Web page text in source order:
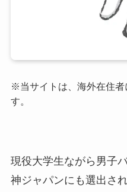
※当サイトは、海外在住者
す。
現役大学生ながら男子
神ジャパンにも選出さ